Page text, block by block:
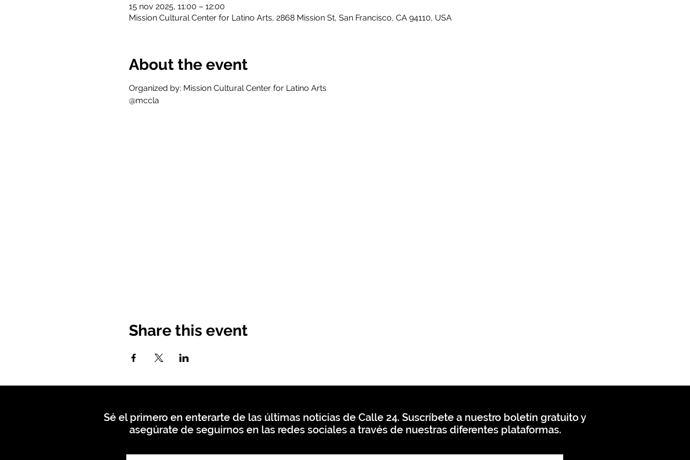
15 nov 2025, 11:00 – 12:00
Mission Cultural Center for Latino Arts, 2868 Mission St, San Francisco, CA 94110, USA
About the event
Organized by: Mission Cultural Center for Latino Arts
@mccla
Share this event
Sé el primero en enterarte de las últimas noticias de Calle 24. Suscríbete a nuestro boletín gratuito y
asegúrate de seguirnos en las redes sociales a través de nuestras diferentes plataformas.